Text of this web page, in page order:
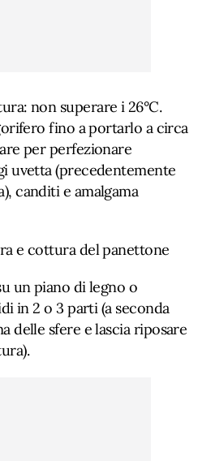
non superare i 26°C.
fino a portarlo a circa
per perfezionare
uvetta (precedentemente
canditi e amalgama
e cottura del panettone
un piano di legno o
in 2 o 3 parti (a seconda
delle sfere e lascia riposare